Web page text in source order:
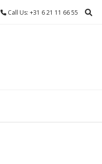
Call Us: +31 6 21 11 66 55